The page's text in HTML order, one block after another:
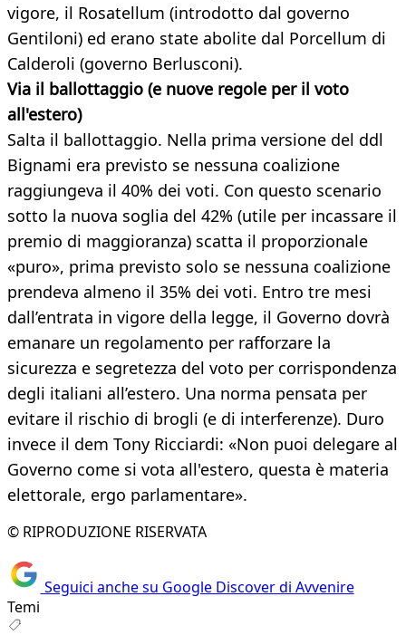
vigore, il Rosatellum (introdotto dal governo
Gentiloni) ed erano state abolite dal Porcellum di
Calderoli (governo Berlusconi).
Via il ballottaggio (e nuove regole per il voto
all'estero)
Salta il ballottaggio. Nella prima versione del ddl
Bignami era previsto se nessuna coalizione
raggiungeva il 40% dei voti. Con questo scenario
sotto la nuova soglia del 42% (utile per incassare il
premio di maggioranza) scatta il proporzionale
«puro», prima previsto solo se nessuna coalizione
prendeva almeno il 35% dei voti. Entro tre mesi
dall’entrata in vigore della legge, il Governo dovrà
emanare un regolamento per rafforzare la
sicurezza e segretezza del voto per corrispondenza
degli italiani all’estero. Una norma pensata per
evitare il rischio di brogli (e di interferenze). Duro
invece il dem Tony Ricciardi: «Non puoi delegare al
Governo come si vota all'estero, questa è materia
elettorale, ergo parlamentare».
© RIPRODUZIONE RISERVATA
Seguici anche su Google Discover di Avvenire
Temi